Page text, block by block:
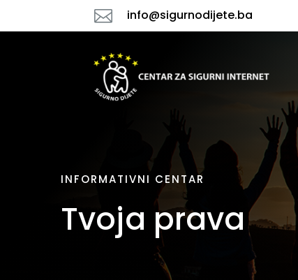
 info@sigurnodijete.ba
INFORMATIVNI CENTAR
Tvoja prava